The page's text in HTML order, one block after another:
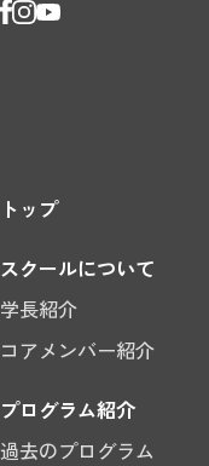
トップ
スクールについて
学長紹介
コアメンバー紹介
プログラム紹介
過去のプログラム